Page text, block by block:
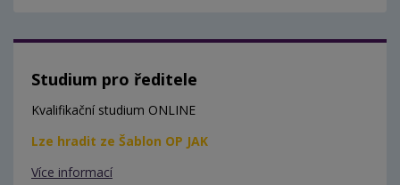
Studium pro ředitele
Kvalifikační studium ONLINE
Lze hradit ze Šablon OP JAK
Více informací